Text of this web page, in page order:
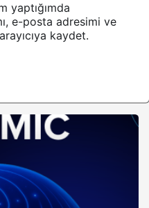
yaptığımda
e-posta adresimi ve
kaydet.